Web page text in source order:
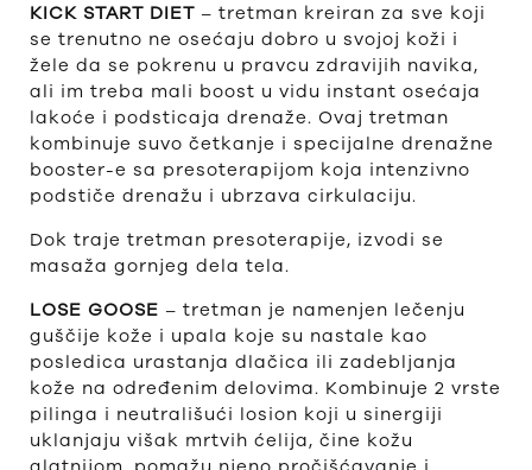
KICK START DIET – tretman kreiran za sve koji
se trenutno ne osećaju dobro u svojoj koži i
žele da se pokrenu u pravcu zdravijih navika,
ali im treba mali boost u vidu instant osećaja
lakoće i podsticaja drenaže. Ovaj tretman
kombinuje suvo četkanje i specijalne drenažne
booster-e sa presoterapijom koja intenzivno
podstiče drenažu i ubrzava cirkulaciju.
Dok traje tretman presoterapije, izvodi se
masaža gornjeg dela tela.
LOSE GOOSE – tretman je namenjen lečenju
guščije kože i upala koje su nastale kao
posledica urastanja dlačica ili zadebljanja
kože na određenim delovima. Kombinuje 2 vrste
pilinga i neutrališući losion koji u sinergiji
uklanjaju višak mrtvih ćelija, čine kožu